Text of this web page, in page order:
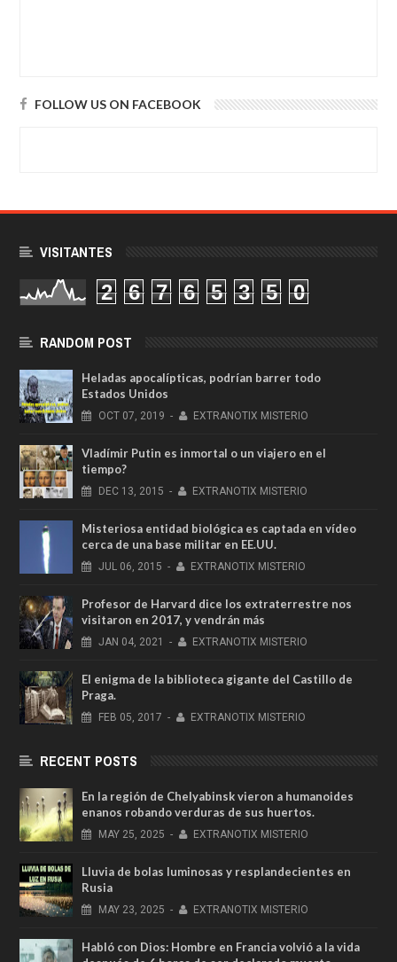
FOLLOW US ON FACEBOOK
VISITANTES
2 6 7 6 5 3 5 0
RANDOM POST
Heladas apocalípticas, podrían barrer todo
Estados Unidos
OCT 07, 2019 - EXTRANOTIX MISTERIO
Vladímir Putin es inmortal o un viajero en el
tiempo?
DEC 13, 2015 - EXTRANOTIX MISTERIO
Misteriosa entidad biológica es captada en vídeo
cerca de una base militar en EE.UU.
JUL 06, 2015 - EXTRANOTIX MISTERIO
Profesor de Harvard dice los extraterrestre nos
visitaron en 2017, y vendrán más
JAN 04, 2021 - EXTRANOTIX MISTERIO
El enigma de la biblioteca gigante del Castillo de
Praga.
FEB 05, 2017 - EXTRANOTIX MISTERIO
RECENT POSTS
En la región de Chelyabinsk vieron a humanoides
enanos robando verduras de sus huertos.
MAY 25, 2025 - EXTRANOTIX MISTERIO
Lluvia de bolas luminosas y resplandecientes en
Rusia
MAY 23, 2025 - EXTRANOTIX MISTERIO
Habló con Dios: Hombre en Francia volvió a la vida